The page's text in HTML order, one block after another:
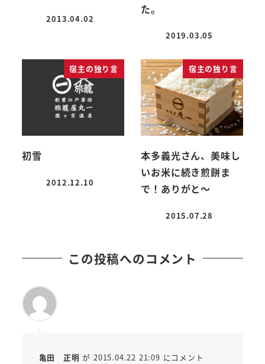
投稿日
2013.04.02
た。
投稿日
2019.03.05
宿主の独り言
初雪
投稿日
2012.12.10
宿主の独り言
本多義光さん、美味し
いお米に続き煎餅ま
で！ありがと～
投稿日
2015.07.28
この投稿へのコメント
亀田 正明 が 2015.04.22 21:09 にコメント